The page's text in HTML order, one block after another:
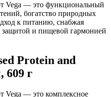
Vega — это функциональный
богатство природных
к питанию, снабжая
защитой и пищевой гармонией
Protein and
609 г
Vega — это комплексное